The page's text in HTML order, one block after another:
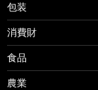
包装
消費財
食品
農業